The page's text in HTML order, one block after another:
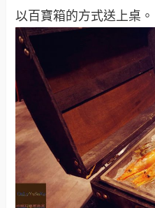
以百寶箱的方式送上桌。